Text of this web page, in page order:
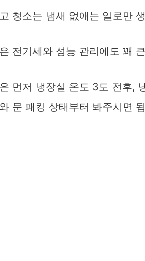
청소는 냄새 없애는 일로만
전기세와 성능 관리에도 꽤
먼저 냉장실 온도 3도 전후,
문 패킹 상태부터 봐주시면